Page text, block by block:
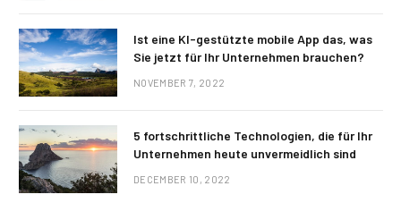
Ist eine KI-gestützte mobile App das, was
Sie jetzt für Ihr Unternehmen brauchen?
NOVEMBER 7, 2022
5 fortschrittliche Technologien, die für Ihr
Unternehmen heute unvermeidlich sind
DECEMBER 10, 2022